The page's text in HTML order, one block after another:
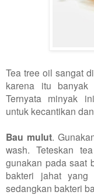
Tea tree oil sangat
karena itu banyak
Ternyata minyak
untuk kecantikan
Bau mulut.
wash. Teteskan
gunakan pada saat
bakteri jahat yang
sedangkan bakteri